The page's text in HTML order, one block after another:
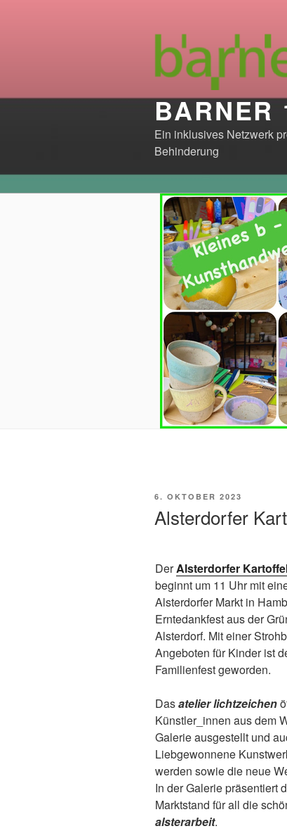
BARNER
Ein inklusives Netzwerk
Behinderung
VERÖFFENTLICHT
6. OKTOBER 2023
Alsterdorfer
DerAlsterdorfer
beginnt um 11 Uhr mit
Alsterdorfer Markt in
Erntedankfest aus der
Alsterdorf. Mit einer
Angeboten für Kinder ist
Familienfest geworden.
Dasatelier lichtzeichen
Künstler_innen aus dem
Galerie ausgestellt und
Liebgewonnene
werden sowie die neue
In der Galerie präsentiert
Marktstand für all die
alsterarbeit.